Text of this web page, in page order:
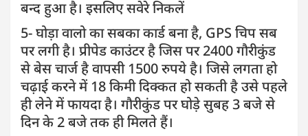
बन्द हुआ है। इसलिए सवेरे निकलें
5- घोड़ा वालो का सबका कार्ड बना है, GPS चिप सब
पर लगी है। प्रीपेड काउंटर है जिस पर 2400 गौरीकुंड
से बेस चार्ज है वापसी 1500 रुपये है। जिसे लगता हो
चढ़ाई करने में 18 किमी दिक्कत हो सकती है उसे पहले
ही लेने में फायदा है। गौरीकुंड पर घोड़े सुबह 3 बजे से
दिन के 2 बजे तक ही मिलते हैं।